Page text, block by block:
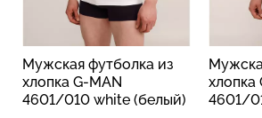
Мужская футболка из
хлопка G-MAN
4601/010 white (белый)
хлопка
4601/